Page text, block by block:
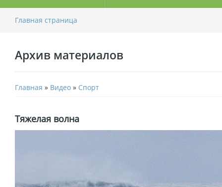
Главная страница
Архив материалов
Главная » Видео » Спорт
Тяжелая волна